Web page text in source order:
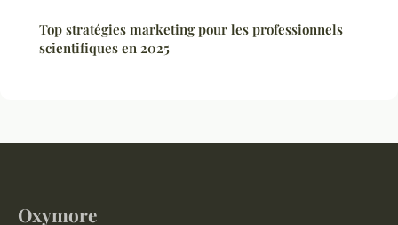
Top stratégies marketing pour les professionnels
scientifiques en 2025
Oxymore